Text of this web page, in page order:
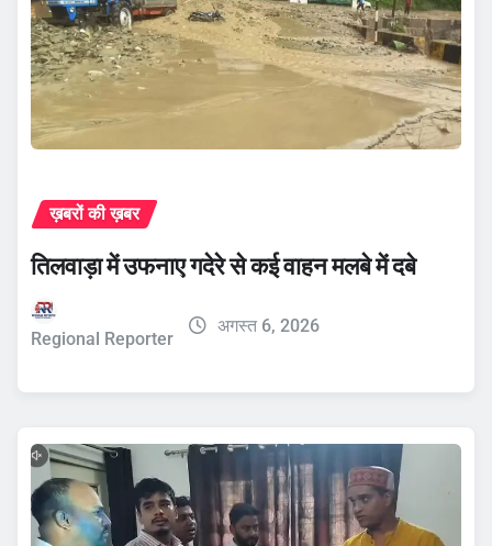
ख़बरों की ख़बर
तिलवाड़ा में उफनाए गदेरे से कई वाहन मलबे में दबे
Regional Reporter
अगस्त 6, 2026